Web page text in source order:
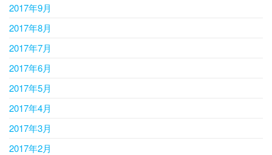
2017年9月
2017年8月
2017年7月
2017年6月
2017年5月
2017年4月
2017年3月
2017年2月